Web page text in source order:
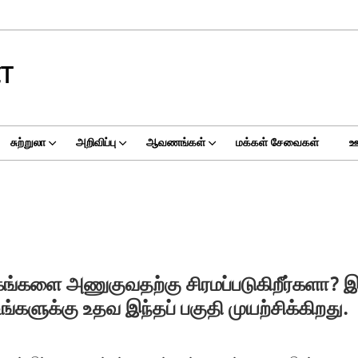
சுற்றுலா அறிவிப்பு ஆவணங்கள் மக்கள் சேவைகள்
அணுகுவதற்கு சிரமப்படுகிறீர்களா?
உதவ இந்தப் பகுதி முயற்சிக்கிறது.